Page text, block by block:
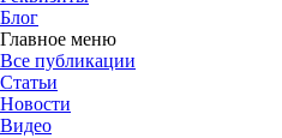
Блог
Главное меню
Все публикации
Статьи
Новости
Видео